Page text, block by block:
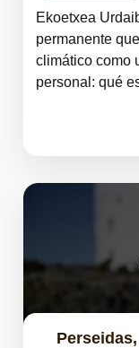
Ekoetxea
permanente
climático como
personal: qué